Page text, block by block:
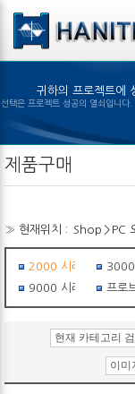
본문 바로가기
귀하의 프로젝트에
은 제품의 선택은 프로젝트 성공의
제품구매
» 현재위치 : Shop > PC
2000 시리즈 3000
9000 시리즈
프로